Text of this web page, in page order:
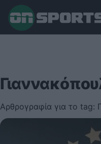
Αρθρογραφία για το tag: